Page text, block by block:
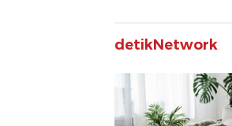
detikNetwork